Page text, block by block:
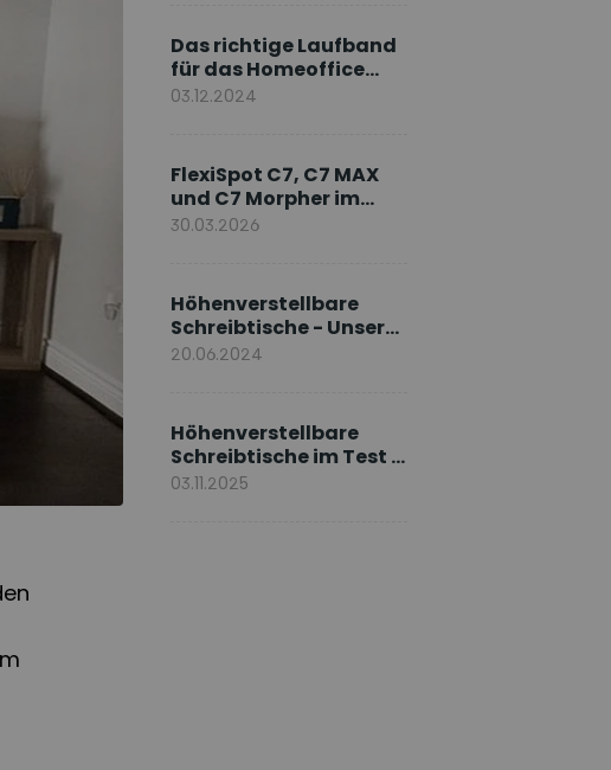
Das richtige Laufband
für das Homeoffice
wählen
03.12.2024
FlexiSpot C7, C7 MAX
und C7 Morpher im
Vergleich: Welches
30.03.2026
Höhenverstellbare
Schreibtische - Unsere
E7-Serie
20.06.2024
Höhenverstellbare
Schreibtische im Test –
Die besten Standing
03.11.2025